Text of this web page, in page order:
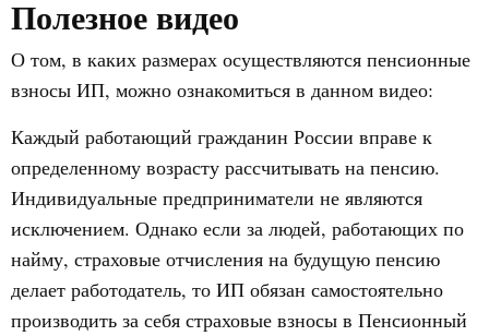
Полезное видео
О том, в каких размерах осуществляются пенсионные
взносы ИП, можно ознакомиться в данном видео:
Каждый работающий гражданин России вправе к
определенному возрасту рассчитывать на пенсию.
Индивидуальные предприниматели не являются
исключением. Однако если за людей, работающих по
найму, страховые отчисления на будущую пенсию
делает работодатель, то ИП обязан самостоятельно
производить за себя страховые взносы в Пенсионный